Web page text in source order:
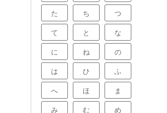
た ち つ
て と な
に ね の
は ひ ふ
へ ほ ま
み む め